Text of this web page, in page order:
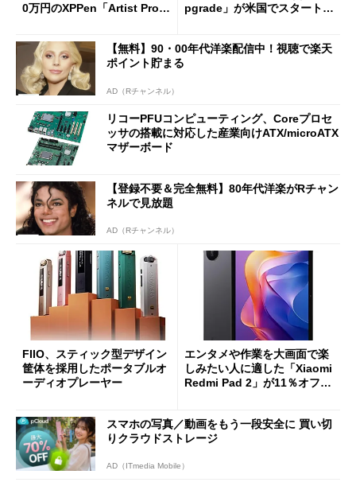
0万円のXPPen「Artist Pro 2
pgrade」が米国でスタート／
ut」が明...
【無料】90・00年代洋楽配信中！視聴で楽天
ポイント貯まる
AD（Rチャンネル）
リコーPFUコンピューティング、Coreプロセ
ッサの搭載に対応した産業向けATX/microATX
マザーボード
【登録不要＆完全無料】80年代洋楽がRチャン
ネルで見放題
AD（Rチャンネル）
FIIO、スティック型デザイン
筐体を採用したポータブルオ
ーディオプレーヤー
エンタメや作業を大画面で楽
しみたい人に適した「Xiaomi
Redmi Pad 2」が11％オフの
スマホの写真／動画をもう一段安全に 買い切
りクラウドストレージ
AD（ITmedia Mobile）